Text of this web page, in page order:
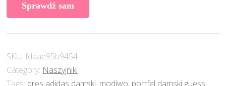
Sprawdź sam
SKU: fdaae95b9454
Category: Naszyjniki
Tags: dres adidas damski, modiwo, portfel damski guess,